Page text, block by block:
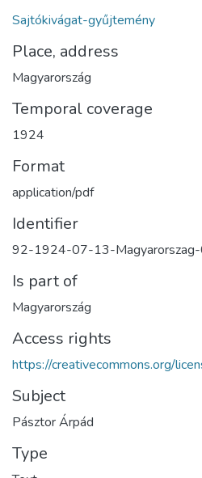
Sajtókivágat-gyűjtemény
Place, address
Magyarország
Temporal coverage
1924
Format
application/pdf
Identifier
92-1924-07-13-
Is part of
Magyarország
Access rights
https://creativecommons.org/
Subject
Pásztor Árpád
Type